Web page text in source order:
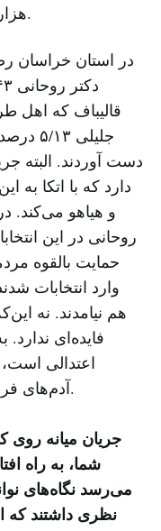
هزار رأی را در این استان کسب کردند.
در استان خراسان
دست آوردند. البته
دارد که با اتکا به
و هیاهو می‌کند.
روحانی در این
حمایت بالقوه
وارد انتخابات
هم نیامدند. نه
فایده‌ای
اعتدالی
آدم‌های فرهیخته کشور که افراطی نمی‌شوند.
شما، به راه
می‌رسد نگاه‌های
نظری داشتند که